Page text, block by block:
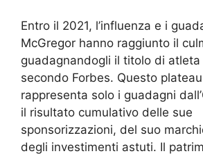
Entro il 2021, l’influenza e i
McGregor hanno raggiunto il
guadagnandogli il titolo di
secondo Forbes. Questo
rappresenta solo i guadagni
il risultato cumulativo delle sue
sponsorizzazioni, del suo
degli investimenti astuti. Il